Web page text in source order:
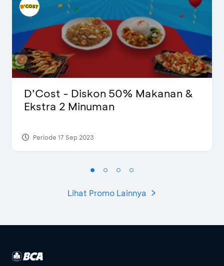
D’Cost - Diskon 50% Makanan &
Ekstra 2 Minuman
Periode 17 Sep 2023
Lihat Promo Lainnya